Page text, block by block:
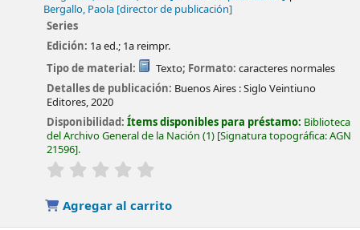
Bergallo, Paola [director de publicación]
Series
Edición: 1a ed.; 1a reimpr.
Tipo de material:
Texto; Formato: caracteres normales
Detalles de publicación: Buenos Aires :Siglo Veintiuno
Editores,2020
Disponibilidad:Ítems disponibles para préstamo: Biblioteca
del Archivo General de la Nación (1) Signatura topográfica:AGN
21596 .
valoración
Agregar al carrito